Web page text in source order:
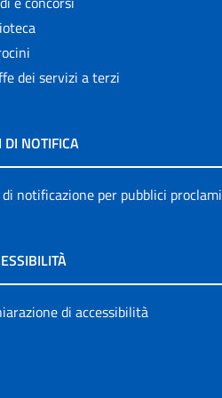
dei servizi a terzi
DI NOTIFICA
notificazione per pubblici proclami
di accessibilità